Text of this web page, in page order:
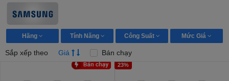
Hãng Tính Năng Công Suất Mức Giá
Sắp xếp theo Giá Bán chạy
23%